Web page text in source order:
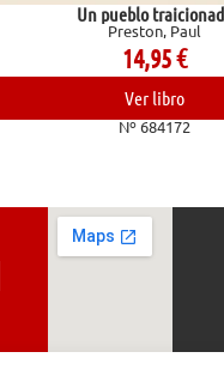
Un pueblo traicionado
Preston, Paul
14,95€
Ver libro
Nº 684172